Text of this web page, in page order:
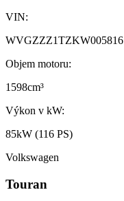
VIN:
WVGZZZ1TZKW005816
Objem motoru:
1598cm³
Výkon v kW:
85kW (116 PS)
Volkswagen
Touran